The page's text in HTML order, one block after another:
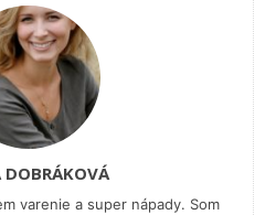
DOBRÁKOVÁ
varenie a super nápady. Som